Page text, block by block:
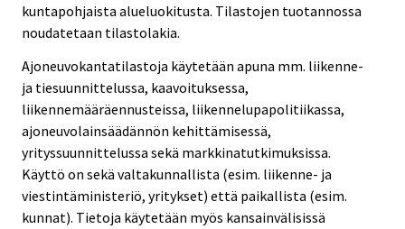
kuntapohjaista alueluokitusta. Tilastojen tuotannossa
noudatetaan tilastolakia.
Ajoneuvokantatilastoja käytetään apuna mm. liikenne-
ja tiesuunnittelussa, kaavoituksessa,
liikennemääräennusteissa, liikennelupapolitiikassa,
ajoneuvolainsäädännön kehittämisessä,
yrityssuunnittelussa sekä markkinatutkimuksissa.
Käyttö on sekä valtakunnallista (esim. liikenne- ja
viestintäministeriö, yritykset) että paikallista (esim.
kunnat). Tietoja käytetään myös kansainvälisissä